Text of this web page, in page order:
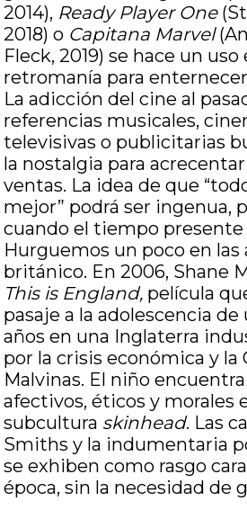
2014), Ready Player One
2018) o Capitana Marvel
Fleck, 2019) se hace un
retromanía para
La adicción del cine al
referencias musicales,
televisivas o publicitarias
la nostalgia para
ventas. La idea de que
mejor” podrá ser ingenua,
cuando el tiempo presente
Hurguemos un poco en las
británico. En 2006, Shane
This is England, película
pasaje a la adolescencia
años en una Inglaterra
por la crisis económica y la
Malvinas. El niño
afectivos, éticos y morales
subcultura skinhead. Las
Smiths y la indumentaria
se exhiben como rasgo
época, sin la necesidad de